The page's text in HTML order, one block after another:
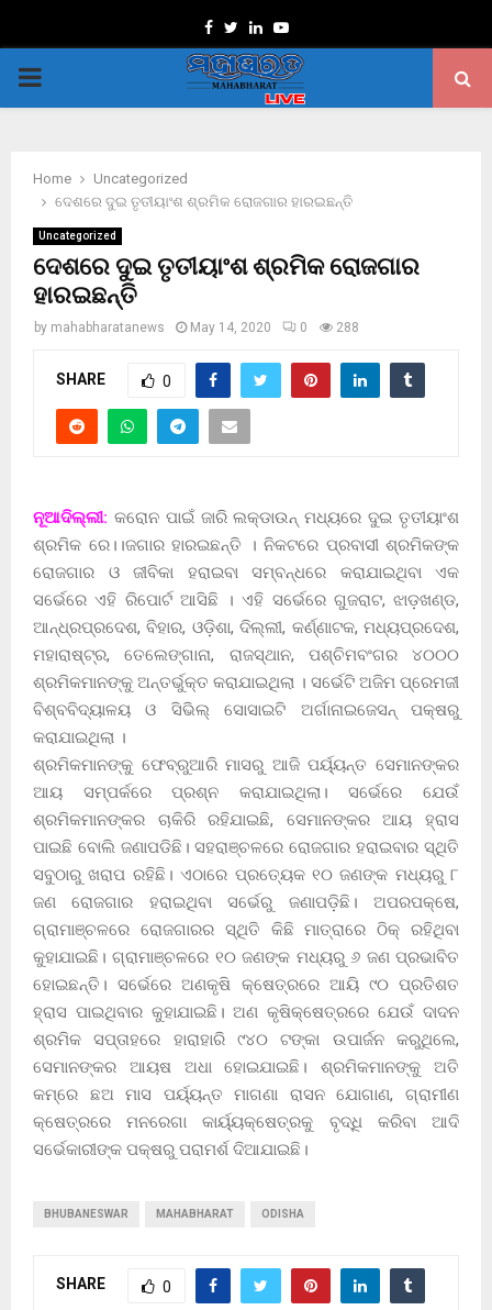
Facebook
TwitterLinkedinYoutube
PRIMARY
Home
Uncategorized
ଦେଶରେ ଦୁଇ ତୃତୀୟାଂଶ ଶ୍ରମିକ ରୋଜଗାର ହାରଇଛନ୍ତି
Uncategorized
ଦେଶରେ ଦୁଇ ତୃତୀୟାଂଶ ଶ୍ରମିକ ରୋଜଗାର
ହାରଇଛନ୍ତି
by mahabharatanews May 14, 2020 0 288
SHARE 0
ନୂଆଦିଲ୍ଲୀ: କରୋନ ପାଇଁ ଜାରି ଲକ୍‌ଡାଉନ୍‌ ମଧ୍ୟରେ ଦୁଇ ତୃତୀୟାଂଶ
ଶ୍ରମିକ ରେ।।ଜଗାର ହାରଇଛନ୍ତି । ନିକଟରେ ପ୍ରବାସୀ ଶ୍ରମିକଙ୍କ
ରୋଜଗାର ଓ ଜୀବିକା ହରାଇବା ସମ୍ବନ୍ଧରେ କରାଯାଇଥିବା ଏକ
ସର୍ଭେରେ ଏହି ରିପୋର୍ଟ ଆସିଛି । ଏହି ସର୍ଭେରେ ଗୁଜରାଟ, ଝାଡ଼ଖଣ୍ଡ,
ଆନ୍ଧ୍ରପ୍ରଦେଶ, ବିହାର, ଓଡ଼ିଶା, ଦିଲ୍ଲୀ, କର୍ଣ୍ଣାଟକ, ମଧ୍ୟପ୍ରଦେଶ,
ମହାରାଷ୍ଟ୍ର, ତେଲେଙ୍ଗାନା, ରାଜସ୍ଥାନ, ପଶ୍ଚିମବଂଗର ୪୦୦୦
ଶ୍ରମିକମାନଙ୍କୁ ଅନ୍ତର୍ଭୁକ୍ତ କରାଯାଇଥିଲା । ସର୍ଭେଟି ଅଜିମ ପ୍ରେମଜୀ
ବିଶ୍ବବିଦ୍ୟାଳୟ ଓ ସିଭିଲ୍‌ ସୋସାଇଟି ଅର୍ଗାନାଇଜେସନ୍‌ ପକ୍ଷରୁ
କରାଯାଇଥିଲା ।
ଶ୍ରମିକମାନଙ୍କୁ ଫେବ୍ରୁଆରି ମାସରୁ ଆଜି ପର୍ୟ୍ୟନ୍ତ ସେମାନଙ୍କର
ଆୟ ସମ୍ପର୍କରେ ପ୍ରଶ୍ନ କରାଯାଇଥିଲା। ସର୍ଭେରେ ଯେଉଁ
ଶ୍ରମିକମାନଙ୍କର ଚାକିରି ରହିଯାଇଛି, ସେମାନଙ୍କର ଆୟ ହ୍ରାସ
ପାଇଛି ବୋଲି ଜଣାପଡିଛି। ସହରାଞ୍ଚଳରେ ରୋଜଗାର ହରାଇବାର ସ୍ଥିତି
ସବୁଠାରୁ ଖରାପ ରହିଛି। ଏଠାରେ ପ୍ରତ୍ୟେକ ୧୦ ଜଣଙ୍କ ମଧ୍ୟରୁ ୮
ଜଣ ରୋଜଗାର ହରାଇଥିବା ସର୍ଭେରୁ ଜଣାପଡ଼ିଛି। ଅପରପକ୍ଷେ,
ଗ୍ରାମାଞ୍ଚଳରେ ରୋଜଗାରର ସ୍ଥିତି କିଛି ମାତ୍ରାରେ ଠିକ୍‌ ରହିଥିବା
କୁହାଯାଇଛି। ଗ୍ରାମାଞ୍ଚଳରେ ୧୦ ଜଣଙ୍କ ମଧ୍ୟରୁ ୬ ଜଣ ପ୍ରଭାବିତ
ହୋଇଛନ୍ତି। ସର୍ଭେରେ ଅଣକୃଷି କ୍ଷେତ୍ରରେ ଆୟି ୯୦ ପ୍ରତିଶତ
ହ୍ରାସ ପାଇଥିବାର କୁହାଯାଇଛି। ଅଣ କୃଷିକ୍ଷେତ୍ରରେ ଯେଉଁ ଦାଦନ
ଶ୍ରମିକ ସପ୍ତାହରେ ହାରାହାରି ୯୪୦ ଟଙ୍କା ଉପାର୍ଜନ କରୁଥିଲେ,
ସେମାନଙ୍କର ଆୟଷ ଅଧା ହୋଇଯାଇଛି। ଶ୍ରମିକମାନଙ୍କୁ ଅତି
କମ୍‌ରେ ଛଅ ମାସ ପର୍ୟ୍ୟନ୍ତ ମାଗଣା ରାସନ ଯୋଗାଣ, ଗ୍ରାମୀଣ
କ୍ଷେତ୍ରରେ ମନରେଗା କାର୍ୟ୍ୟକ୍ଷେତ୍ରକୁ ବୃଦ୍ଧି କରିବା ଆଦି
ସର୍ଭେକାରୀଙ୍କ ପକ୍ଷରୁ ପରାମର୍ଶ ଦିଆଯାଇଛି।
BHUBANESWAR MAHABHARAT ODISHA
SHARE 0